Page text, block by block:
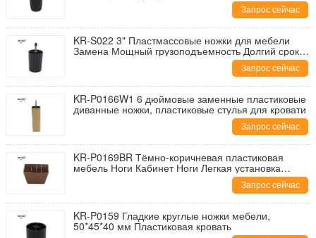
Запрос сейчас
KR-S022 3" Пластмассовые ножки для мебели
Замена Мощный грузоподъемность Долгий срок
Запрос сейчас
KR-P0166W1 6 дюймовые заменные пластиковые
диванные ножки, пластиковые стулья для кровати
Запрос сейчас
KR-P0169BR Тёмно-коричневая пластиковая
мебель Ноги Кабинет Ноги Легкая установка
Запрос сейчас
KR-P0159 Гладкие круглые ножки мебели,
50*45*40 мм Пластиковая кровать